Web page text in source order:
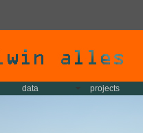
data projects